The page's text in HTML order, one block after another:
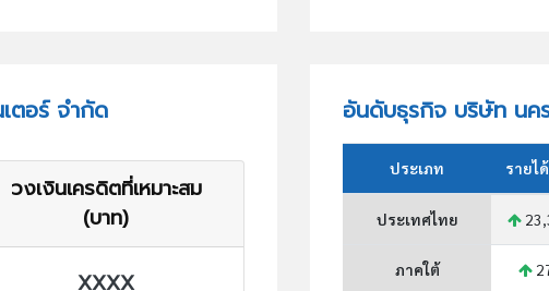
ตอร์ จำกัด
วงเงินเครดิตที่เหมาะสม
(บาท)
XXXX
อันดับธุรกิจ บริษัท น
ประเภท รายไ
ประเทศไทย
ภาคใต้